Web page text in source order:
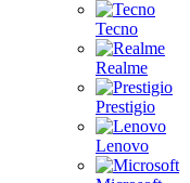
Tecno
Realme
Prestigio
Lenovo